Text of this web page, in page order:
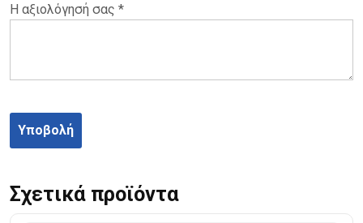
Η αξιολόγησή σας *
Σχετικά προϊόντα